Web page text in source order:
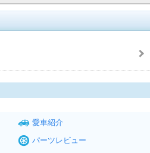
愛車紹介
パーツレビュー